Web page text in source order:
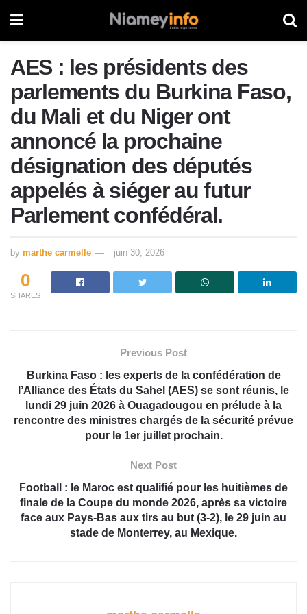
AES : les présidents des
parlements du Burkina Faso,
du Mali et du Niger ont
annoncé la prochaine
désignation des députés
appelés à siéger au futur
Parlement confédéral.
by marthe carmelle juin 30, 2026
0
SHARES
Previous Post
Burkina Faso : les experts de la confédération de
l’Alliance des États du Sahel (AES) se sont réunis, le
lundi 29 juin 2026 à Ouagadougou en prélude à la
rencontre des ministres chargés de la sécurité prévue
pour le 1er juillet prochain.
Next Post
Football : le Maroc est qualifié pour les huitièmes de
finale de la Coupe du monde 2026, après sa victoire
face aux Pays-Bas aux tirs au but (3-2), le 29 juin au
stade de Monterrey, au Mexique.